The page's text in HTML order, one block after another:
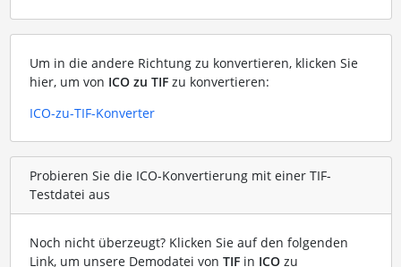
Um in die andere Richtung zu konvertieren, klicken Sie
hier, um von ICO zu TIFzu konvertieren:
ICO-zu-TIF-Konverter
Probieren Sie die ICO-Konvertierung mit einer TIF-
Testdatei aus
Noch nicht überzeugt? Klicken Sie auf den folgenden
Link, um unsere Demodatei von TIFin ICOzu